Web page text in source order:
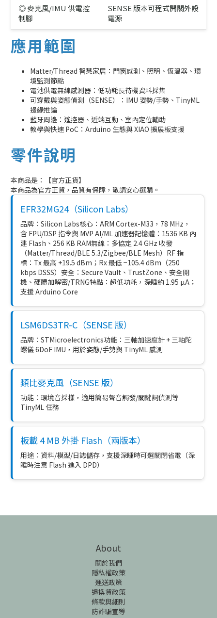
◎ 麥克風/IMU 供電控
制腳
SENSE 版本可程式開關外設
電源
應用範圍
Matter/Thread 智慧家居：門窗感測、照明、恆溫器、環
境監測節點
電池供電無線感測器：低功耗長待機資料採集
可穿戴與姿態偵測（SENSE）：IMU 姿勢/手勢、TinyML
邊緣推論
藍牙周邊：遙控器、近端互動、室內定位輔助
教學與快速 PoC：Arduino 生態與 XIAO 擴展板支援
零件說明
本商品是：【官方正貨】
本商品為官方正貨，品質有保障，敬請安心選購。
EFR32MG24（Silicon Labs）
品牌：Silicon Labs核心：ARM Cortex-M33，78 MHz，
含 FPU/DSP 指令與 MVP AI/ML 加速器記憶體：1536 KB 內
建 Flash、256 KB RAM無線：多協定 2.4 GHz 收發
（Matter/Thread/BLE 5.3/Zigbee/BLE Mesh）RF 指
標：Tx 最⾼ +19.5 dBm；Rx 最低 −105.4 dBm（250
kbps DSSS）安全：Secure Vault、TrustZone、安全開
機、硬體加解密/TRNG特點：超低功耗，深睡約 1.95 µA；
支援 Arduino Core
LSM6DS3TR-C（SENSE 版）
品牌：STMicroelectronics功能：三軸加速度計 + 三軸陀
螺儀 6DoF IMU，用於姿態/手勢與 TinyML 感測
類比麥克風（SENSE 版）
功能：環境音採樣，適用簡易聲音觸發/關鍵詞偵測等
TinyML 任務
板載 4 MB 外掛 Flash（兩版本）
用途：資料/模型/日誌儲存，支援深睡時可選關閉省電（深
睡時注意 Flash 進入 DPD）
About
關於我們
隱私權政策
運送政策
退換貨政策
條款與細則
防詐騙宣導